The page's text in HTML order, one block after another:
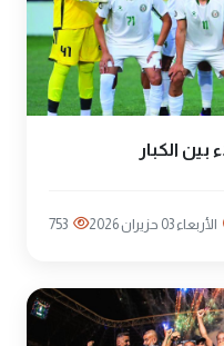
الكبار
الأربعاء 03 حزيران 2026 753